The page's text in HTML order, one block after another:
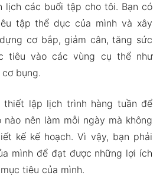
lịch các buổi tập cho tôi. Bạn có
tập thể dục của mình và xây
cơ bắp, giảm cân, tăng sức
tiêu vào các vùng cụ thể như
bụng.
lập lịch trình hàng tuần để
nên làm mỗi ngày mà không
kế kế hoạch. Vì vậy, bạn phải
mình để đạt được những lợi ích
tiêu của mình.